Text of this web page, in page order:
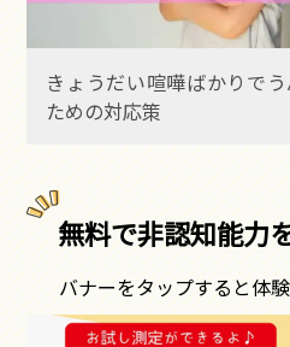
きょうだい喧嘩ばかりで
ための対応策
無料で非認知能力
バナーをタップすると体